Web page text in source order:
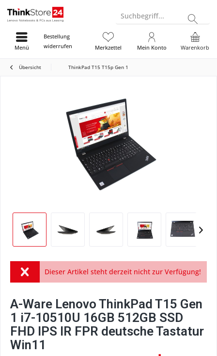
Suchbegriff...
Bestellung
widerrufen
Warenkorb
Merkzettel Mein Konto
Menü
Übersicht ThinkPad T15 T15p Gen 1
Dieser Artikel steht derzeit nicht zur Verfügung!
A-Ware Lenovo ThinkPad T15 Gen
1 i7-10510U 16GB 512GB SSD
FHD IPS IR FPR deutsche Tastatur
Win11